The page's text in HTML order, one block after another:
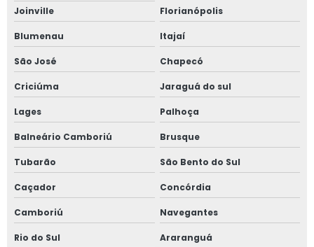
Reconstituição de prontuário vasos de pressão
Regulamentação nr 12 valor
Segurança com amônia em sala de máquinas
Serviço de adequação nr 10
Serviço de detecção de amônia
Serviço de elaboração de prontuário nr 10
Joinville Florianópolis
Blumenau Itajaí
São José Chapecó
Criciúma Jaraguá do sul
Lages Palhoça
Balneário Camboriú Brusque
Tubarão São Bento do Sul
Caçador Concórdia
Camboriú Navegantes
Rio do Sul Araranguá